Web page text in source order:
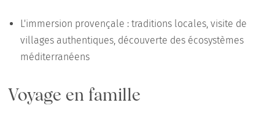
L'immersion provençale : traditions locales, visite de
villages authentiques, découverte des écosystèmes
méditerranéens
Voyage en famille